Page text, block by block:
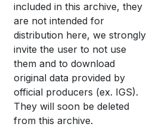
included in this archive, they
are not intended for
distribution here, we strongly
invite the user to not use
them and to download
original data provided by
official producers (ex. IGS).
They will soon be deleted
from this archive.